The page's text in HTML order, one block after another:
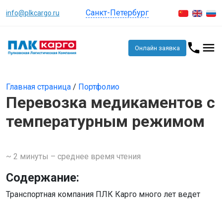
info@plkcargo.ru Санкт-Петербург
Онлайн заявка
Главная страница / Портфолио
Перевозка медикаментов с
температурным режимом
~ 2 минуты – среднее время чтения
Содержание:
Транспортная компания ПЛК Карго много лет ведет